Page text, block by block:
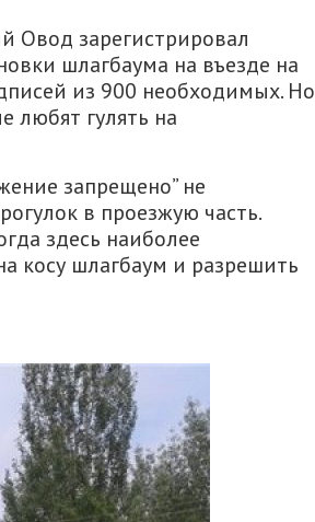
Овод зарегистрировал
шлагбаума на въезде на
из 900 необходимых. Но
любят гулять на
запрещено” не
в проезжую часть.
здесь наиболее
косу шлагбаум и разрешить